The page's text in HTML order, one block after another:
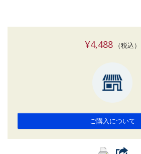
¥4,488（税込）
ご購入について